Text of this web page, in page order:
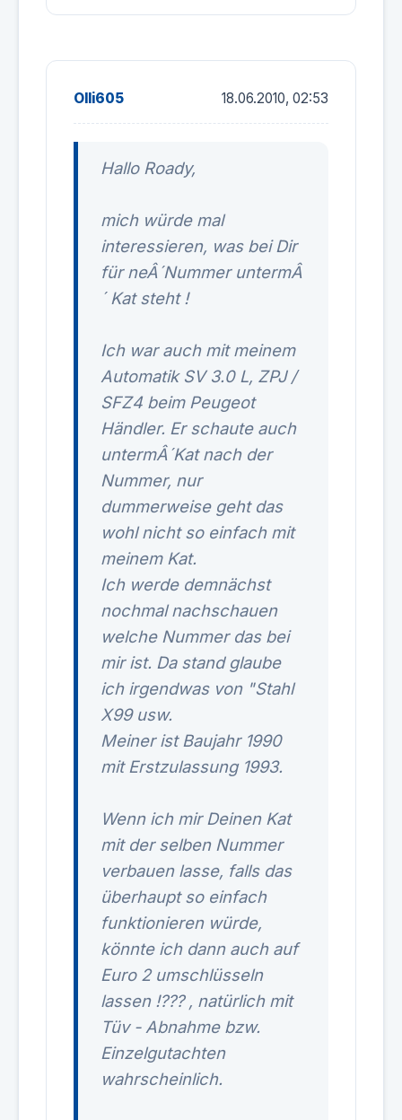
Olli605 18.06.2010, 02:53
Hallo Roady,
mich würde mal
interessieren, was bei Dir
für neÂ´Nummer untermÂ
´ Kat steht !
Ich war auch mit meinem
Automatik SV 3.0 L, ZPJ /
SFZ4 beim Peugeot
Händler. Er schaute auch
untermÂ´Kat nach der
Nummer, nur
dummerweise geht das
wohl nicht so einfach mit
meinem Kat.
Ich werde demnächst
nochmal nachschauen
welche Nummer das bei
mir ist. Da stand glaube
ich irgendwas von "Stahl
X99 usw.
Meiner ist Baujahr 1990
mit Erstzulassung 1993.
Wenn ich mir Deinen Kat
mit der selben Nummer
verbauen lasse, falls das
überhaupt so einfach
funktionieren würde,
könnte ich dann auch auf
Euro 2 umschlüsseln
lassen !??? , natürlich mit
Tüv - Abnahme bzw.
Einzelgutachten
wahrscheinlich.